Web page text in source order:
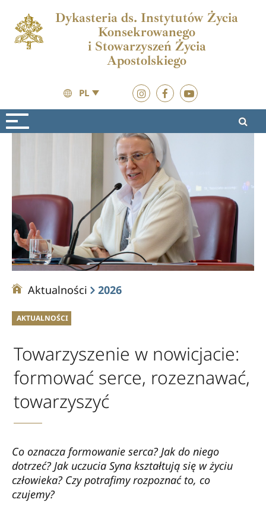
Dykasteria ds. Instytutów Życia
Konsekrowanego
i Stowarzyszeń Życia
Apostolskiego
PL
Aktualności 2026
AKTUALNOŚCI
Towarzyszenie w nowicjacie:
formować serce, rozeznawać,
towarzyszyć
Co oznacza formowanie serca? Jak do niego
dotrzeć? Jak uczucia Syna kształtują się w życiu
człowieka? Czy potrafimy rozpoznać to, co
czujemy?